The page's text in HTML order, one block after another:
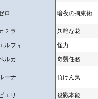
ロ 暗夜の拘束術
ミラ 妖艶な花
ルフィ 怪力
ルカ 奇襲任務
ーナ 負けん気
ピエリ 殺戮本能